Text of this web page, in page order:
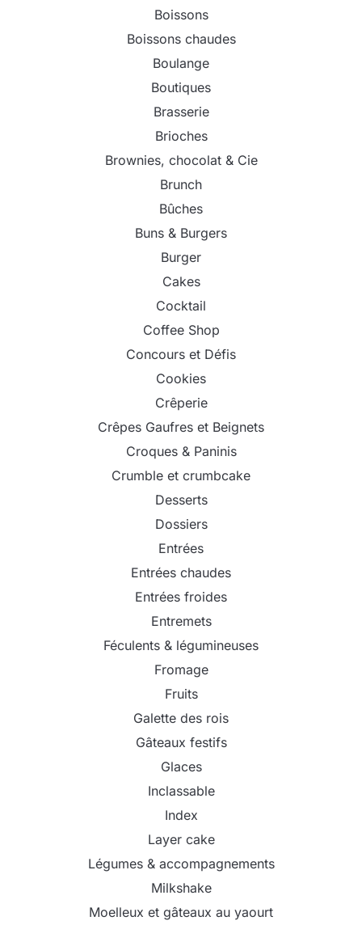
Boissons
Boissons chaudes
Boulange
Boutiques
Brasserie
Brioches
Brownies, chocolat & Cie
Brunch
Bûches
Buns & Burgers
Burger
Cakes
Cocktail
Coffee Shop
Concours et Défis
Cookies
Crêperie
Crêpes Gaufres et Beignets
Croques & Paninis
Crumble et crumbcake
Desserts
Dossiers
Entrées
Entrées chaudes
Entrées froides
Entremets
Féculents & légumineuses
Fromage
Fruits
Galette des rois
Gâteaux festifs
Glaces
Inclassable
Index
Layer cake
Légumes & accompagnements
Milkshake
Moelleux et gâteaux au yaourt